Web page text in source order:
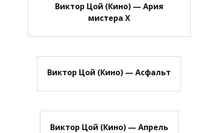
Виктор Цой (Кино) — Ария
мистера Х
Виктор Цой (Кино) — Асфальт
Виктор Цой (Кино) — Апрель